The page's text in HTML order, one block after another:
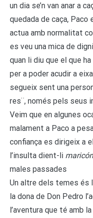
un dia se’n van anar a
quedada de caça, Paco
actua amb normalitat
es veu una mica de
quan li diu que el que
per a poder acudir a
segueix sent una
res¨, només pels seus
Veim que en algunes
malament a Paco a
confiança es dirigeix a
l’insulta dient-li maricón
males passades
Un altre dels temes és
la dona de Don Pedro
l’aventura que té amb